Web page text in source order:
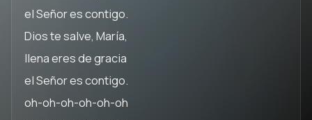
el Señor es contigo.
Dios te salve, María,
llena eres de gracia
el Señor es contigo.
oh-oh-oh-oh-oh-oh